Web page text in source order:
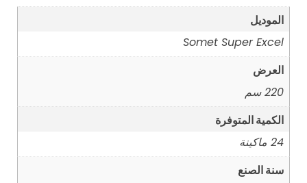
الموديل
Somet Super Excel
العرض
220 سم
الكمية المتوفرة
24 ماكينة
سنة الصنع